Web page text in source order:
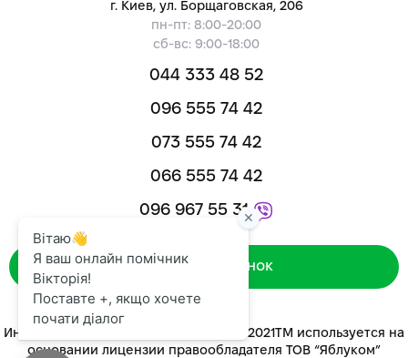
г. Киев, ул. Борщаговская, 206
пн-пт: 8:00-20:00
сб-вс: 9:00-18:00
044 333 48 52
096 555 74 42
073 555 74 42
066 555 74 42
096 967 55 31
Зворотний дзвінок
Интернет-магазин «ЯБЛУКОМ™» 2014-2021ТМ используется на
основании лицензии правообладателя ТОВ “Яблуком”